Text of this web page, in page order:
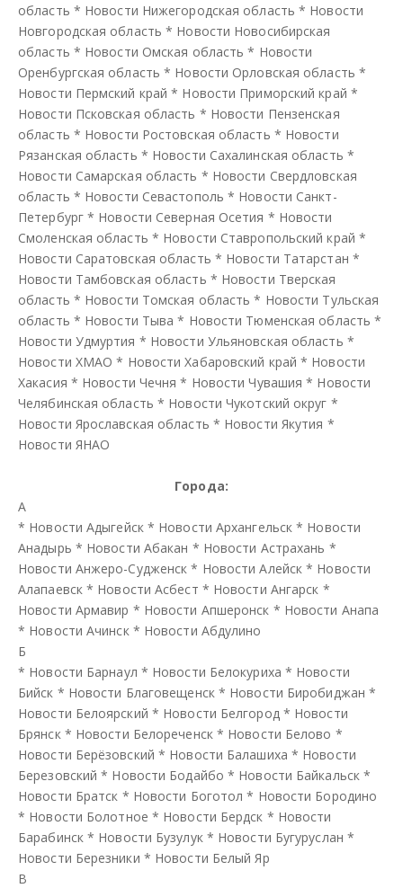
область * Новости Нижегородская область * Новости
Новгородская область * Новости Новосибирская
область * Новости Омская область * Новости
Оренбургская область * Новости Орловская область *
Новости Пермский край * Новости Приморский край *
Новости Псковская область * Новости Пензенская
область * Новости Ростовская область * Новости
Рязанская область * Новости Сахалинская область *
Новости Самарская область * Новости Свердловская
область * Новости Севастополь * Новости Санкт-
Петербург* Новости Северная Осетия * Новости
Смоленская область * Новости Ставропольский край *
Новости Саратовская область * Новости Татарстан *
Новости Тамбовская область * Новости Тверская
область * Новости Томская область * Новости Тульская
область * Новости Тыва * Новости Тюменская область *
Новости Удмуртия * Новости Ульяновская область *
Новости ХМАО * Новости Хабаровский край * Новости
Хакасия * Новости Чечня * Новости Чувашия * Новости
Челябинская область * Новости Чукотский округ *
Новости Ярославская область * Новости Якутия *
Новости ЯНАО
Города:
А
* Новости Адыгейск * Новости Архангельск * Новости
Анадырь * Новости Абакан * Новости Астрахань *
Новости Анжеро-Судженск * Новости Алейск * Новости
Алапаевск * Новости Асбест * Новости Ангарск *
Новости Армавир * Новости Апшеронск * Новости Анапа
* Новости Ачинск * Новости Абдулино
Б
* Новости Барнаул * Новости Белокуриха * Новости
Бийск * Новости Благовещенск * Новости Биробиджан *
Новости Белоярский * Новости Белгород * Новости
Брянск * Новости Белореченск * Новости Белово *
Новости Берёзовский * Новости Балашиха * Новости
Березовский * Новости Бодайбо * Новости Байкальск *
Новости Братск * Новости Боготол * Новости Бородино
* Новости Болотное * Новости Бердск * Новости
Барабинск * Новости Бузулук * Новости Бугуруслан *
Новости Березники * Новости Белый Яр
В